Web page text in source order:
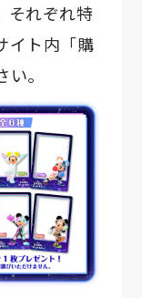
それぞれ特
イト内「購
。